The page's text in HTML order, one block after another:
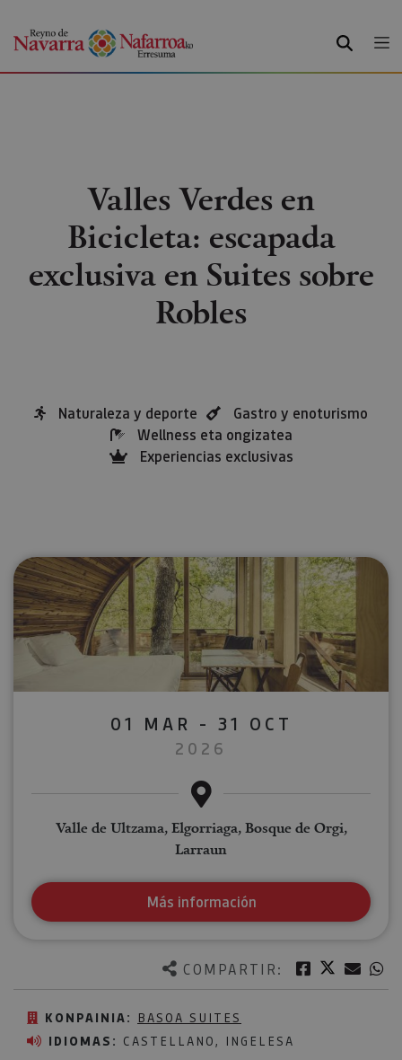
BILATU
Valles Verdes en
Bicicleta: escapada
exclusiva en Suites sobre
Robles
Naturaleza y deporte
Gastro y enoturismo
Wellness eta ongizatea
Experiencias exclusivas
COMPARTIR: Facebook
Twitter
KONPAINIA: BASOA SUITES
IDIOMAS: CASTELLANO, INGELESA
01 MAR - 31 OCT
2026
Valle de Ultzama, Elgorriaga, Bosque de Orgi,
Larraun
Más información